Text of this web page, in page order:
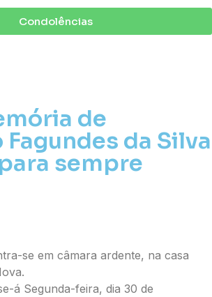
Condolências
de
da Silva
sempre
se em câmara ardente, na casa
á Segunda-feira, dia 30 de